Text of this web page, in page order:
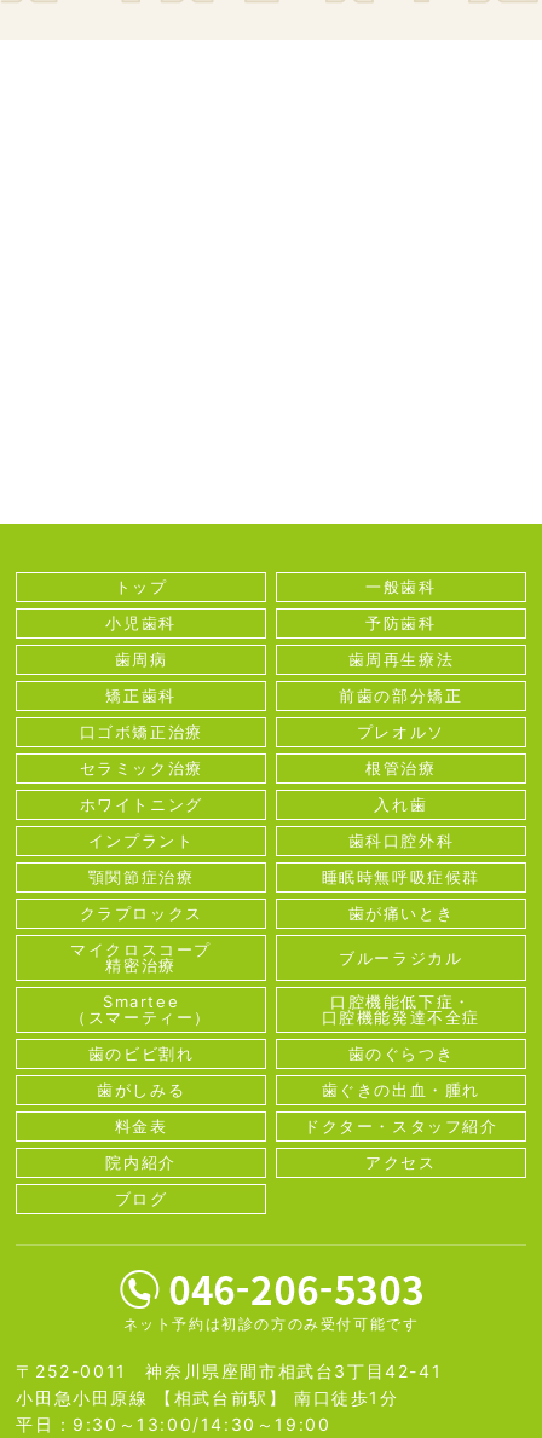
トップ
一般歯科
小児歯科
予防歯科
歯周病
歯周再生療法
矯正歯科
前歯の部分矯正
口ゴボ矯正治療
プレオルソ
セラミック治療
根管治療
ホワイトニング
入れ歯
インプラント
歯科口腔外科
顎関節症治療
睡眠時無呼吸症候群
クラプロックス
歯が痛いとき
マイクロスコープ
精密治療
ブルーラジカル
Smartee
（スマーティー）
口腔機能低下症・
口腔機能発達不全症
歯のビビ割れ
歯のぐらつき
歯がしみる
歯ぐきの出血・腫れ
料金表
ドクター・スタッフ紹介
院内紹介
アクセス
ブログ
ネット予約は初診の方のみ受付可能です
〒252-0011 神奈川県座間市相武台3丁目42-41
小田急小田原線 【相武台前駅】 南口徒歩1分
平日：9:30～13:00/14:30～19:00